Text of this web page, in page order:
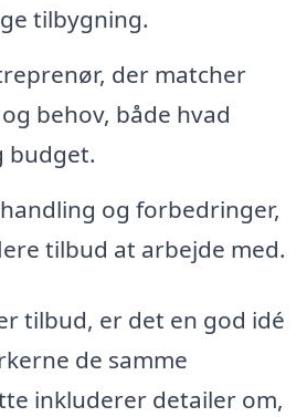
tilbygning.
der matcher
behov, både hvad
budget.
og forbedringer,
tilbud at arbejde med.
tilbud, er det en god idé
de samme
inkluderer detailer om,